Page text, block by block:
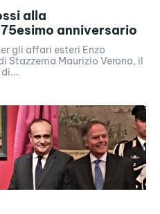
alla
anniversario
gli affari esteri Enzo
Stazzema Maurizio Verona, il